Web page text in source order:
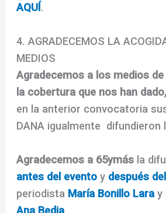
AQUÍ.
4. AGRADECEMOS LA
MEDIOS
Agradecemos a los medios
la cobertura que nos han dado,
en la anterior convocatoria
DANA igualmente difundieron
Agradecemos a 65ymás la
antes del evento y después
periodista María Bonillo Lara y
Ana Bedia.